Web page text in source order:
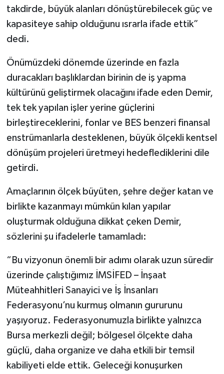
takdirde, büyük alanları dönüştürebilecek güç ve
kapasiteye sahip olduğunu ısrarla ifade ettik”
dedi.
Önümüzdeki dönemde üzerinde en fazla
duracakları başlıklardan birinin de iş yapma
kültürünü geliştirmek olacağını ifade eden Demir,
tek tek yapılan işler yerine güçlerini
birleştireceklerini, fonlar ve BES benzeri finansal
enstrümanlarla desteklenen, büyük ölçekli kentsel
dönüşüm projeleri üretmeyi hedeflediklerini dile
getirdi.
Amaçlarının ölçek büyüten, şehre değer katan ve
birlikte kazanmayı mümkün kılan yapılar
oluşturmak olduğuna dikkat çeken Demir,
sözlerini şu ifadelerle tamamladı:
“Bu vizyonun önemli bir adımı olarak uzun süredir
üzerinde çalıştığımız İMSİFED – İnşaat
Müteahhitleri Sanayici ve İş İnsanları
Federasyonu’nu kurmuş olmanın gururunu
yaşıyoruz. Federasyonumuzla birlikte yalnızca
Bursa merkezli değil; bölgesel ölçekte daha
güçlü, daha organize ve daha etkili bir temsil
kabiliyeti elde ettik. Geleceği konuşurken